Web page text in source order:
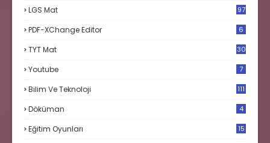
LGS Mat 97
PDF-XChange Editor 6
TYT Mat 30
Youtube 7
Bilim Ve Teknoloji 111
Döküman 4
Eğitim Oyunları 15